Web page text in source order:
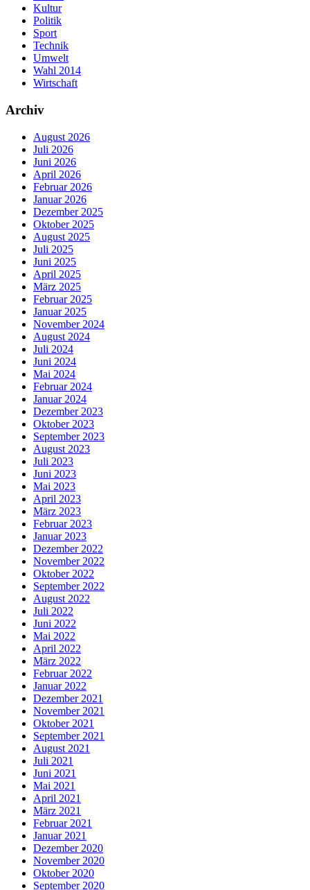
Kultur
Politik
Sport
Technik
Umwelt
Wahl 2014
Wirtschaft
Archiv
August 2026
Juli 2026
Juni 2026
April 2026
Februar 2026
Januar 2026
Dezember 2025
Oktober 2025
August 2025
Juli 2025
Juni 2025
April 2025
März 2025
Februar 2025
Januar 2025
November 2024
August 2024
Juli 2024
Juni 2024
Mai 2024
Februar 2024
Januar 2024
Dezember 2023
Oktober 2023
September 2023
August 2023
Juli 2023
Juni 2023
Mai 2023
April 2023
März 2023
Februar 2023
Januar 2023
Dezember 2022
November 2022
Oktober 2022
September 2022
August 2022
Juli 2022
Juni 2022
Mai 2022
April 2022
März 2022
Februar 2022
Januar 2022
Dezember 2021
November 2021
Oktober 2021
September 2021
August 2021
Juli 2021
Juni 2021
Mai 2021
April 2021
März 2021
Februar 2021
Januar 2021
Dezember 2020
November 2020
Oktober 2020
September 2020